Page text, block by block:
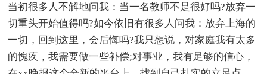
当初很多人不解地问我：当一名教师不是很好吗?放弃一
切重头开始值得吗?如今依旧有很多人问我：放弃上海的
一切，回到这里，会后悔吗?我只想说，对家庭我有太多
的愧疚，我需要做一些补偿;对事业，我有足够的信心，